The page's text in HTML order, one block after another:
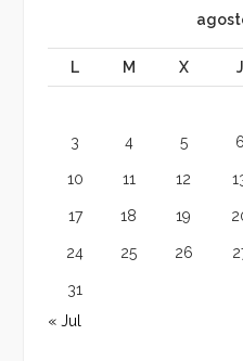
L M X J
3 4 5 6
10 11 12
17 18 19
24 25 26
31
« Jul